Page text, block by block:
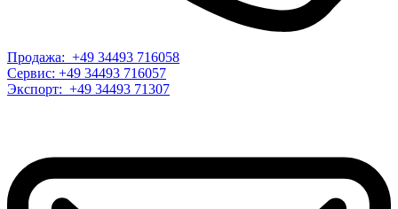
Продажа: +49 34493 716058
Сервис: +49 34493 716057
Экспорт: +49 34493 71307